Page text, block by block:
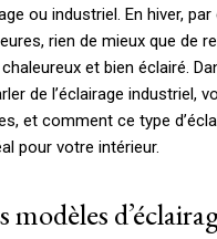
ou industriel. En hiver,
rien de mieux que de
et bien éclairé.
de l’éclairage industriel,
et comment ce type
pour votre intérieur.